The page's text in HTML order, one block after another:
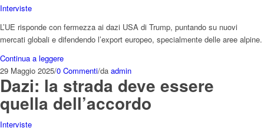
Interviste
L’UE risponde con fermezza ai dazi USA di Trump, puntando su nuovi
mercati globali e difendendo l’export europeo, specialmente delle aree alpine.
Continua a leggere
29 Maggio 2025/0 Commenti/da admin
Dazi: la strada deve essere
quella dell’accordo
Interviste